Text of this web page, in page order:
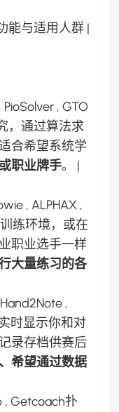
能与适用人群 |
PioSolver , GTO
，通过算法求
合希望系统学
职业牌手。 |
, ALPHAX ,
练环境，或在
职业选手一样
大量练习的各
,
时显示你和对
录存档供赛后
希望通过数据
, Getcoach扑